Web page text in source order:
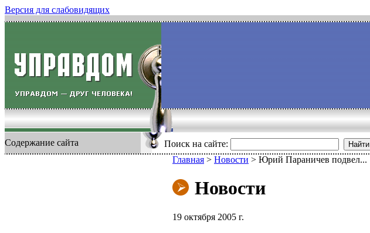
Версия для слабовидящих
Содержание сайта Поиск на сайте: Найти
Главная > Новости > Юрий Параничев подвел...
Новости
19 октября 2005 г.